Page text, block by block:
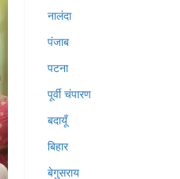
नालंदा
पंजाब
पटना
पूर्वी चंपारण
बदायूँ
बिहार
बेगुसराय